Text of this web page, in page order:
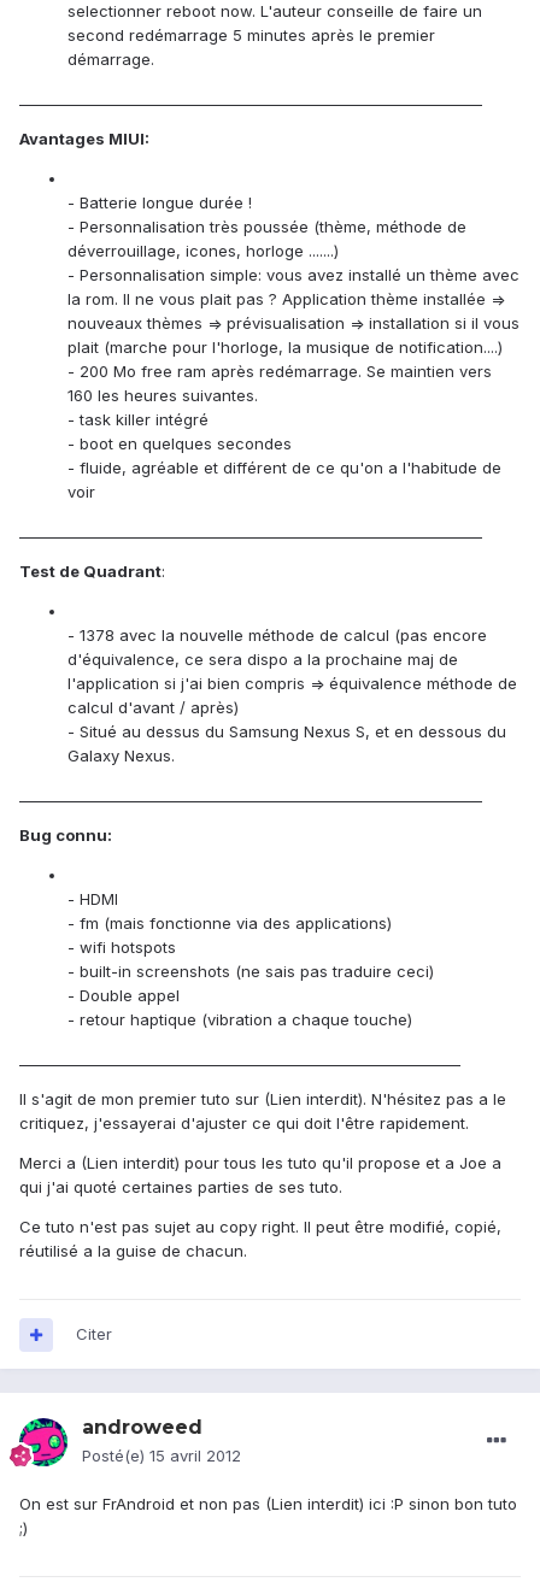
selectionner reboot now. L'auteur conseille de faire un
second redémarrage 5 minutes après le premier
démarrage.
Avantages MIUI:
- Batterie longue durée !
- Personnalisation très poussée (thème, méthode de
déverrouillage, icones, horloge .......)
- Personnalisation simple: vous avez installé un thème avec
la rom. Il ne vous plait pas ? Application thème installée =>
nouveaux thèmes => prévisualisation => installation si il vous
plait (marche pour l'horloge, la musique de notification....)
- 200 Mo free ram après redémarrage. Se maintien vers
160 les heures suivantes.
- task killer intégré
- boot en quelques secondes
- fluide, agréable et différent de ce qu'on a l'habitude de
voir
Test de Quadrant:
- 1378 avec la nouvelle méthode de calcul (pas encore
d'équivalence, ce sera dispo a la prochaine maj de
l'application si j'ai bien compris => équivalence méthode de
calcul d'avant / après)
- Situé au dessus du Samsung Nexus S, et en dessous du
Galaxy Nexus.
Bug connu:
- HDMI
- fm (mais fonctionne via des applications)
- wifi hotspots
- built-in screenshots (ne sais pas traduire ceci)
- Double appel
- retour haptique (vibration a chaque touche)
Il s'agit de mon premier tuto sur (Lien interdit). N'hésitez pas a le
critiquez, j'essayerai d'ajuster ce qui doit l'être rapidement.
Merci a (Lien interdit) pour tous les tuto qu'il propose et a Joe a
qui j'ai quoté certaines parties de ses tuto.
Ce tuto n'est pas sujet au copy right. Il peut être modifié, copié,
réutilisé a la guise de chacun.
Citer
androweed
Posté(e) 15 avril 2012
On est sur FrAndroid et non pas (Lien interdit) ici :P sinon bon tuto
;)